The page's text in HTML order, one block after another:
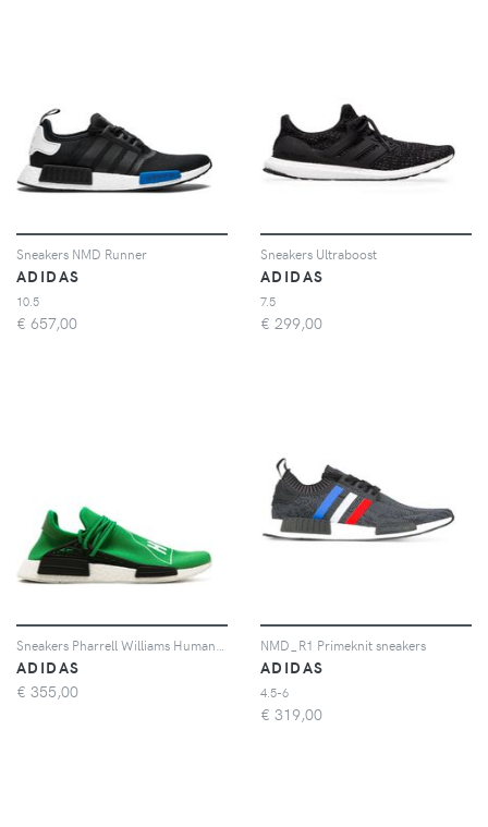
Sneakers NMD Runner
ADIDAS
10.5
€ 657,00
Sneakers Ultraboost
ADIDAS
7.5
€ 299,00
ADIDAS
€ 355,00
NMD_R1 Primeknit sneakers
ADIDAS
4.5-6
€ 319,00